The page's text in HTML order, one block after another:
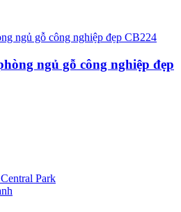
ngủ gỗ công nghiệp đẹp